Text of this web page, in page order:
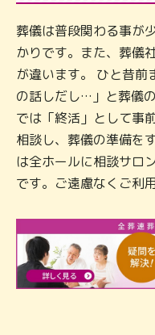
葬儀は普段関わる事が
かりです。また、葬儀
が違います。 ひと昔
の話しだし…」と葬儀
では「終活」として事
相談し、葬儀の準備を
は全ホールに相談サロ
です。ご遠慮なくご利